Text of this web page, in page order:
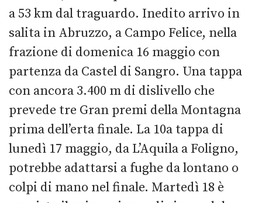
a 53 km dal traguardo. Inedito arrivo in
salita in Abruzzo, a Campo Felice, nella
frazione di domenica 16 maggio con
partenza da Castel di Sangro. Una tappa
con ancora 3.400 m di dislivello che
prevede tre Gran premi della Montagna
prima dell’erta finale. La 10a tappa di
lunedì 17 maggio, da L’Aquila a Foligno,
potrebbe adattarsi a fughe da lontano o
colpi di mano nel finale. Martedì 18 è